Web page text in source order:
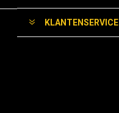
KLANTENSERVICE